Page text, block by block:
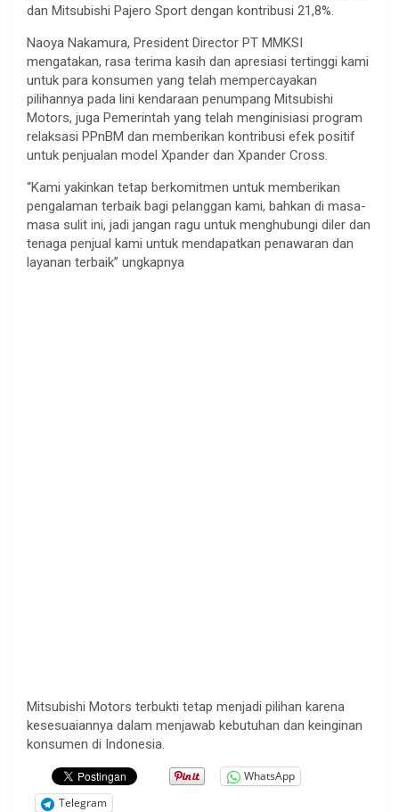
dan Mitsubishi Pajero Sport dengan kontribusi 21,8%.
Naoya Nakamura, President Director PT MMKSI
mengatakan, rasa terima kasih dan apresiasi tertinggi kami
untuk para konsumen yang telah mempercayakan
pilihannya pada lini kendaraan penumpang Mitsubishi
Motors, juga Pemerintah yang telah menginisiasi program
relaksasi PPnBM dan memberikan kontribusi efek positif
untuk penjualan model Xpander dan Xpander Cross.
“Kami yakinkan tetap berkomitmen untuk memberikan
pengalaman terbaik bagi pelanggan kami, bahkan di masa-
masa sulit ini, jadi jangan ragu untuk menghubungi diler dan
tenaga penjual kami untuk mendapatkan penawaran dan
layanan terbaik” ungkapnya
Mitsubishi Motors terbukti tetap menjadi pilihan karena
kesesuaiannya dalam menjawab kebutuhan dan keinginan
konsumen di Indonesia.
WhatsApp
Telegram